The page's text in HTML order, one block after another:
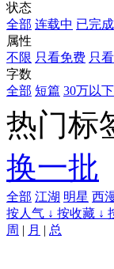
状态
全部 连载中 已完成
属性
不限 只看免费 只
字数
全部 短篇 30万以下
热门标
换一批
全部 江湖 明星 西
按人气 ↓ 按收藏 ↓
周 | 月 | 总